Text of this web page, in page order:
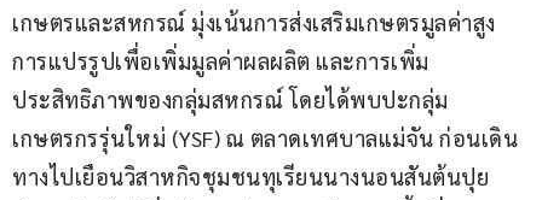
เกษตรและสหกรณ์ มุ่งเน้นการส่งเสริมเกษตรมูลค่าสูง
การแปรรูปเพื่อเพิ่มมูลค่าผลผลิต และการเพิ่ม
ประสิทธิภาพของกลุ่มสหกรณ์ โดยได้พบปะกลุ่ม
เกษตรกรรุ่นใหม่ (YSF) ณ ตลาดเทศบาลแม่จัน ก่อนเดิน
ทางไปเยือนวิสาหกิจชุมชนทุเรียนนางนอนสันต้นปุย